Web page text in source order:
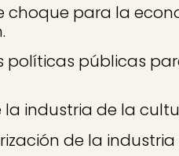
choque para la
políticas públicas
industria de la
de la